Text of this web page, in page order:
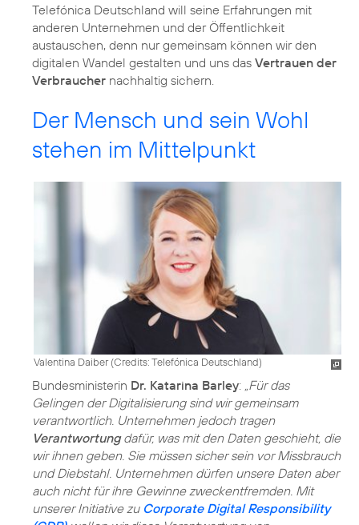
Telefónica Deutschland will seine Erfahrungen mit
anderen Unternehmen und der Öffentlichkeit
austauschen, denn nur gemeinsam können wir den
digitalen Wandel gestalten und uns das Vertrauen der
Verbraucher nachhaltig sichern.
Der Mensch und sein Wohl
stehen im Mittelpunkt
Valentina Daiber (Credits: Telefónica Deutschland)
Bundesministerin Dr. Katarina Barley: „Für das
Gelingen der Digitalisierung sind wir gemeinsam
verantwortlich. Unternehmen jedoch tragen
Verantwortungdafür, was mit den Daten geschieht, die
wir ihnen geben. Sie müssen sicher sein vor Missbrauch
und Diebstahl. Unternehmen dürfen unsere Daten aber
auch nicht für ihre Gewinne zweckentfremden. Mit
unserer Initiative zu Corporate Digital Responsibility